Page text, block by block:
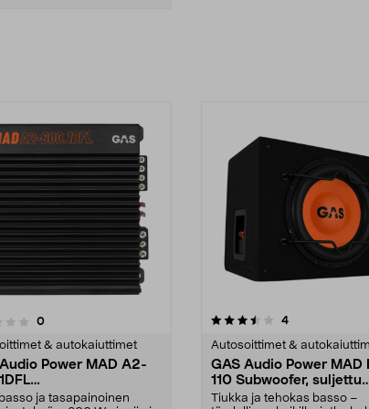
0arvostelut
& autokaiuttimet
Power MAD A2-
600W
ja tasapainoinen
3.5 viidestä
4arvostelut
Autosoittimet &
GAS Audio Power MAD
110 Subwoofer, suljettu
kotelo, 10 tuumaa, 250
Tiukka ja tehokas basso –
4.0 viidestä